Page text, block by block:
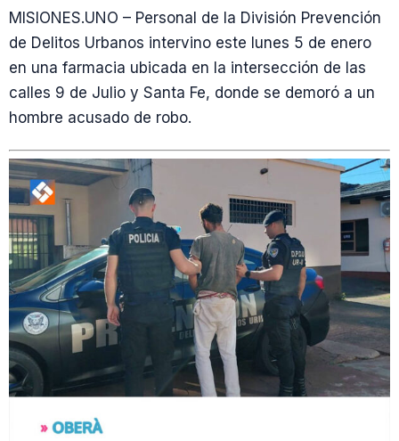
MISIONES.UNO – Personal de la División Prevención
de Delitos Urbanos intervino este lunes 5 de enero
en una farmacia ubicada en la intersección de las
calles 9 de Julio y Santa Fe, donde se demoró a un
hombre acusado de robo.